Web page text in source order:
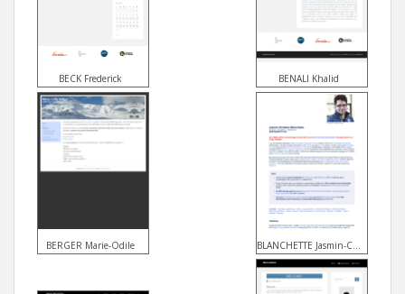
BECK Frederick BENALI Khalid
BERGER Marie-Odile BLANCHETTE Jasmin-Christian